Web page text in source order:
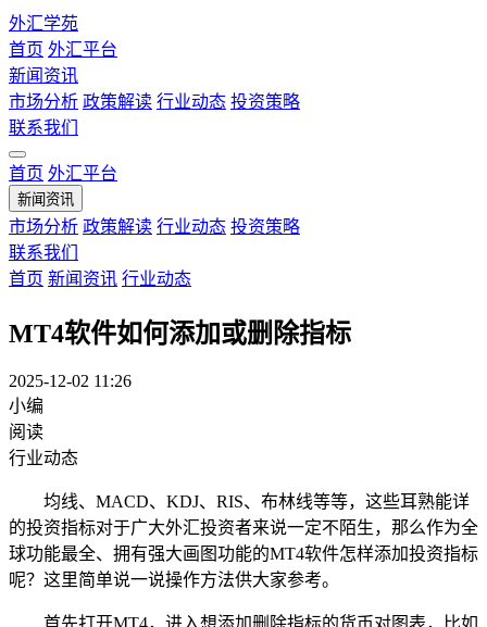
外汇学苑
首页 外汇平台
新闻资讯
市场分析 政策解读 行业动态 投资策略
联系我们
首页 外汇平台
新闻资讯
市场分析 政策解读 行业动态 投资策略
联系我们
首页 新闻资讯 行业动态
MT4软件如何添加或删除指标
2025-12-02 11:26
小编
阅读
行业动态
均线、MACD、KDJ、RIS、布林线等等，这些耳熟能详
的投资指标对于广大外汇投资者来说一定不陌生，那么作为全
球功能最全、拥有强大画图功能的MT4软件怎样添加投资指标
呢？这里简单说一说操作方法供大家参考。
首先打开MT4，进入想添加删除指标的货币对图表，比如